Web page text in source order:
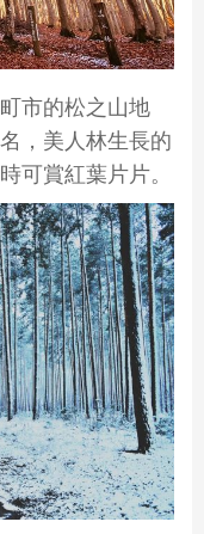
市的松之山地
，美人林生長的
可賞紅葉片片。